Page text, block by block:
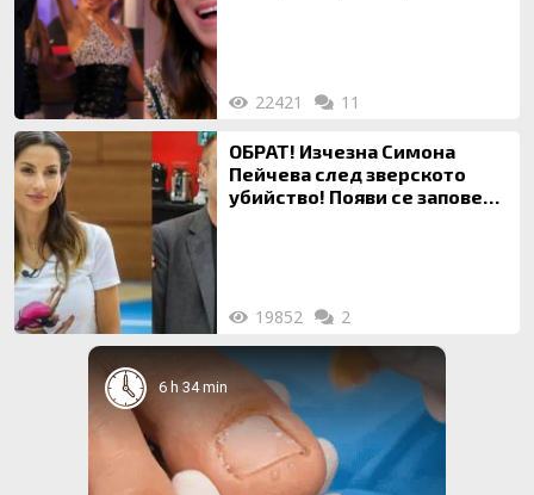
22421 11
ОБРАТ! Изчезна Симона
Пейчева след зверското
убийство! Появи се заповед
19852 2
6 h 34 min